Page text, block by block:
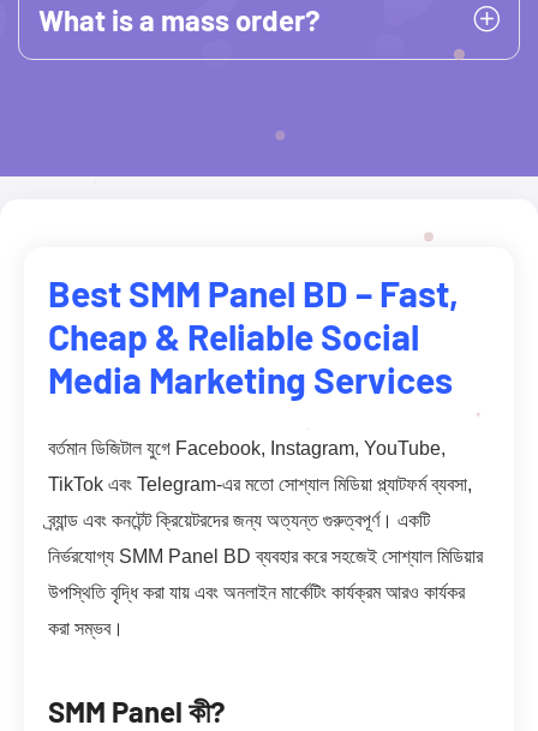
What is a mass order?
Best SMM Panel BD – Fast,
Cheap & Reliable Social
Media Marketing Services
বর্তমান ডিজিটাল যুগে Facebook, Instagram, YouTube,
TikTok এবং Telegram-এর মতো সোশ্যাল মিডিয়া প্ল্যাটফর্ম ব্যবসা,
ব্র্যান্ড এবং কনটেন্ট ক্রিয়েটরদের জন্য অত্যন্ত গুরুত্বপূর্ণ। একটি
নির্ভরযোগ্য SMM Panel BD ব্যবহার করে সহজেই সোশ্যাল মিডিয়ার
উপস্থিতি বৃদ্ধি করা যায় এবং অনলাইন মার্কেটিং কার্যক্রম আরও কার্যকর
করা সম্ভব।
SMM Panel কী?